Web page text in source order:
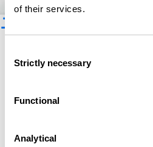
of their services.
Selection
Strictly necessary
Functional
Analytical
ニュースレター登録